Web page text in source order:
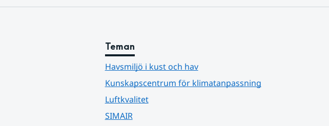
Teman
Havsmiljö i kust och hav
Kunskapscentrum för klimatanpassning
Luftkvalitet
SIMAIR